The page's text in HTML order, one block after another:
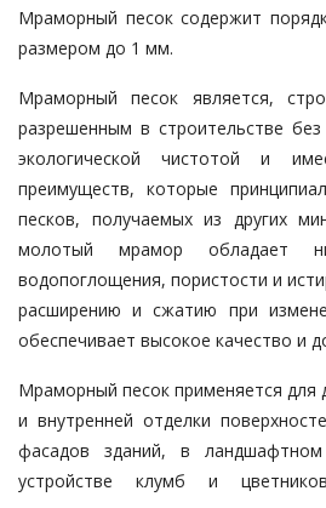
Мраморный песок содержит
размером до 1 мм.
Мраморный песок является,
разрешенным в строительстве
экологической чистотой и
преимуществ, которые
песков, получаемых из других
молотый мрамор обладает
водопоглощения, пористости и
расширению и сжатию при
обеспечивает высокое качество и
Мраморный песок применяется для
и внутренней отделки
фасадов зданий, в
устройстве клумб и